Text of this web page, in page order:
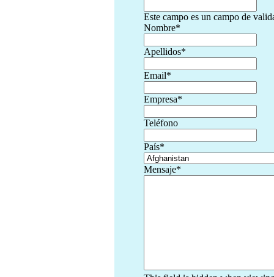
Este campo es un campo de
Nombre*
Apellidos*
Email*
Empresa*
Teléfono
País*
Mensaje*